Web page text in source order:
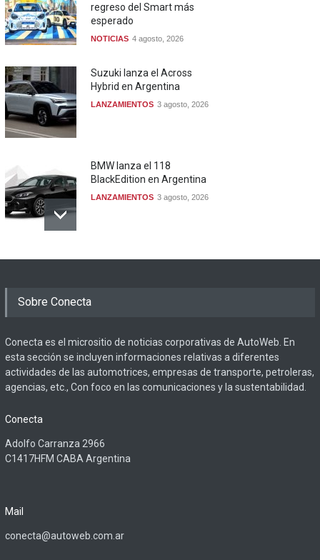
regreso del Smart más
esperado
NOTICIAS 4 agosto, 2026
Suzuki lanza el Across
Hybrid en Argentina
LANZAMIENTOS 3 agosto, 2026
BMW lanza el 118
BlackEdition en Argentina
LANZAMIENTOS 3 agosto, 2026
Sobre Conecta
Conecta es el micrositio de noticias corporativas de AutoWeb. En
esta sección se incluyen informaciones relativas a diferentes
actividades de las automotrices, empresas de transporte, petroleras,
agencias, etc., Con foco en las comunicaciones y la sustentabilidad.
Conecta
Adolfo Carranza 2966
C1417HFM CABA Argentina
Mail
conecta@autoweb.com.ar